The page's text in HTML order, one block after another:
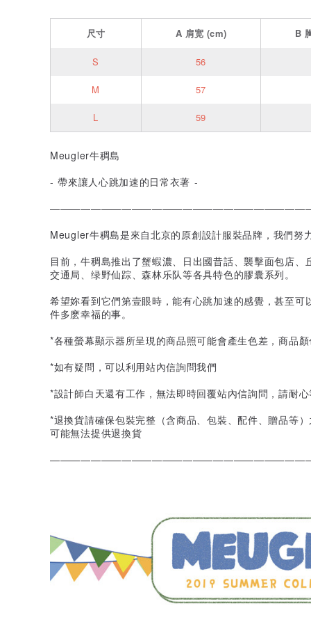
尺寸 A 肩宽 (cm) B
S 56
M 57
L 59
Meugler牛稠島
- 帶來讓人心跳加速的日常衣著 -
Meugler牛稠島是來自北京的原創設計服裝品牌，我們努
目前，牛稠島推出了蟹蝦濃、日出國昔話、襲擊面包店
交通局、绿野仙踪、森林乐队等各具特色的膠囊系列。
希望妳看到它們第壹眼時，能有心跳加速的感覺，甚至可
件多麽幸福的事。
*各種螢幕顯示器所呈現的商品照可能會產生色差，商品
*如有疑問，可以利用站內信詢問我們
*設計師白天還有工作，無法即時回覆站內信詢問，請耐
*退換貨請確保包裝完整（含商品、包裝、配件、贈品等
可能無法提供退換貨